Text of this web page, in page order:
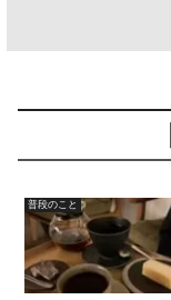
普段のこと